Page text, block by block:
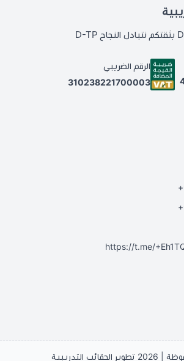
الرقم الضريبي
310238221700003
https://t.me/
| 2026 تطوير الحقائب التدريبية